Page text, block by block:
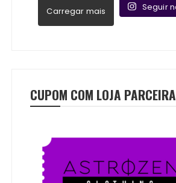
Carregar mais Seguir
CUPOM COM LOJA PARCEIRA